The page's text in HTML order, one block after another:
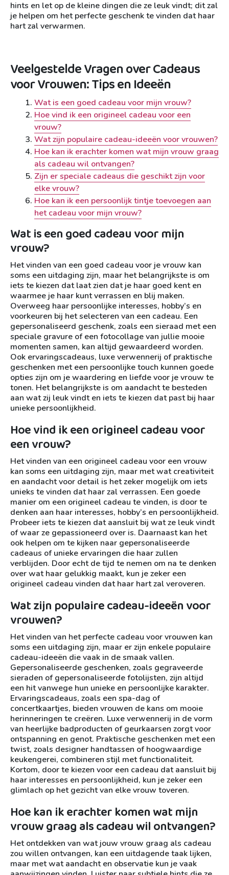
hints en let op de kleine dingen die ze leuk vindt; dit zal
je helpen om het perfecte geschenk te vinden dat haar
hart zal verwarmen.
Veelgestelde Vragen over Cadeaus
voor Vrouwen: Tips en Ideeën
Wat is een goed cadeau voor mijn vrouw?
Hoe vind ik een origineel cadeau voor een
vrouw?
Wat zijn populaire cadeau-ideeën voor vrouwen?
Hoe kan ik erachter komen wat mijn vrouw graag
als cadeau wil ontvangen?
Zijn er speciale cadeaus die geschikt zijn voor
elke vrouw?
Hoe kan ik een persoonlijk tintje toevoegen aan
het cadeau voor mijn vrouw?
Wat is een goed cadeau voor mijn
vrouw?
Het vinden van een goed cadeau voor je vrouw kan
soms een uitdaging zijn, maar het belangrijkste is om
iets te kiezen dat laat zien dat je haar goed kent en
waarmee je haar kunt verrassen en blij maken.
Overweeg haar persoonlijke interesses, hobby’s en
voorkeuren bij het selecteren van een cadeau. Een
gepersonaliseerd geschenk, zoals een sieraad met een
speciale gravure of een fotocollage van jullie mooie
momenten samen, kan altijd gewaardeerd worden.
Ook ervaringscadeaus, luxe verwennerij of praktische
geschenken met een persoonlijke touch kunnen goede
opties zijn om je waardering en liefde voor je vrouw te
tonen. Het belangrijkste is om aandacht te besteden
aan wat zij leuk vindt en iets te kiezen dat past bij haar
unieke persoonlijkheid.
Hoe vind ik een origineel cadeau voor
een vrouw?
Het vinden van een origineel cadeau voor een vrouw
kan soms een uitdaging zijn, maar met wat creativiteit
en aandacht voor detail is het zeker mogelijk om iets
unieks te vinden dat haar zal verrassen. Een goede
manier om een origineel cadeau te vinden, is door te
denken aan haar interesses, hobby’s en persoonlijkheid.
Probeer iets te kiezen dat aansluit bij wat ze leuk vindt
of waar ze gepassioneerd over is. Daarnaast kan het
ook helpen om te kijken naar gepersonaliseerde
cadeaus of unieke ervaringen die haar zullen
verblijden. Door echt de tijd te nemen om na te denken
over wat haar gelukkig maakt, kun je zeker een
origineel cadeau vinden dat haar hart zal veroveren.
Wat zijn populaire cadeau-ideeën voor
vrouwen?
Het vinden van het perfecte cadeau voor vrouwen kan
soms een uitdaging zijn, maar er zijn enkele populaire
cadeau-ideeën die vaak in de smaak vallen.
Gepersonaliseerde geschenken, zoals gegraveerde
sieraden of gepersonaliseerde fotolijsten, zijn altijd
een hit vanwege hun unieke en persoonlijke karakter.
Ervaringscadeaus, zoals een spa-dag of
concertkaartjes, bieden vrouwen de kans om mooie
herinneringen te creëren. Luxe verwennerij in de vorm
van heerlijke badproducten of geurkaarsen zorgt voor
ontspanning en genot. Praktische geschenken met een
twist, zoals designer handtassen of hoogwaardige
keukengerei, combineren stijl met functionaliteit.
Kortom, door te kiezen voor een cadeau dat aansluit bij
haar interesses en persoonlijkheid, kun je zeker een
glimlach op het gezicht van elke vrouw toveren.
Hoe kan ik erachter komen wat mijn
vrouw graag als cadeau wil ontvangen?
Het ontdekken van wat jouw vrouw graag als cadeau
zou willen ontvangen, kan een uitdagende taak lijken,
maar met wat aandacht en observatie kun je vaak